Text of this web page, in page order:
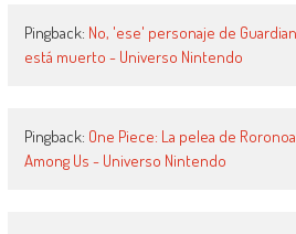
Pingback: No, 'ese' personaje de
está muerto - Universo Nintendo
Pingback: One Piece: La pelea de
Among Us - Universo Nintendo